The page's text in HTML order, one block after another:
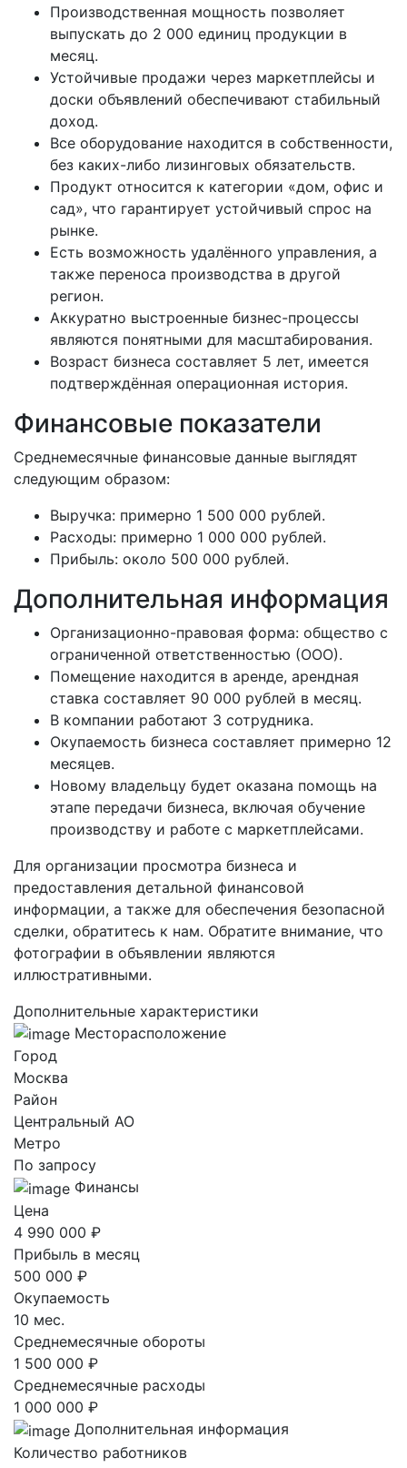
Производственная мощность позволяет
выпускать до 2 000 единиц продукции в
месяц.
Устойчивые продажи через маркетплейсы и
доски объявлений обеспечивают стабильный
доход.
Все оборудование находится в собственности,
без каких-либо лизинговых обязательств.
Продукт относится к категории «дом, офис и
сад», что гарантирует устойчивый спрос на
рынке.
Есть возможность удалённого управления, а
также переноса производства в другой
регион.
Аккуратно выстроенные бизнес-процессы
являются понятными для масштабирования.
Возраст бизнеса составляет 5 лет, имеется
подтверждённая операционная история.
Финансовые показатели
Среднемесячные финансовые данные выглядят
следующим образом:
Выручка: примерно 1 500 000 рублей.
Расходы: примерно 1 000 000 рублей.
Прибыль: около 500 000 рублей.
Дополнительная информация
Организационно-правовая форма: общество с
ограниченной ответственностью (ООО).
Помещение находится в аренде, арендная
ставка составляет 90 000 рублей в месяц.
В компании работают 3 сотрудника.
Окупаемость бизнеса составляет примерно 12
месяцев.
Новому владельцу будет оказана помощь на
этапе передачи бизнеса, включая обучение
производству и работе с маркетплейсами.
Для организации просмотра бизнеса и
предоставления детальной финансовой
информации, а также для обеспечения безопасной
сделки, обратитесь к нам. Обратите внимание, что
фотографии в объявлении являются
иллюстративными.
Дополнительные характеристики
Месторасположение
Город
Москва
Район
Центральный AO
Метро
По запросу
Финансы
Цена
4 990 000 ₽
Прибыль в месяц
500 000 ₽
Окупаемость
10 мес.
Среднемесячные обороты
1 500 000 ₽
Среднемесячные расходы
1 000 000 ₽
Дополнительная информация
Количество работников